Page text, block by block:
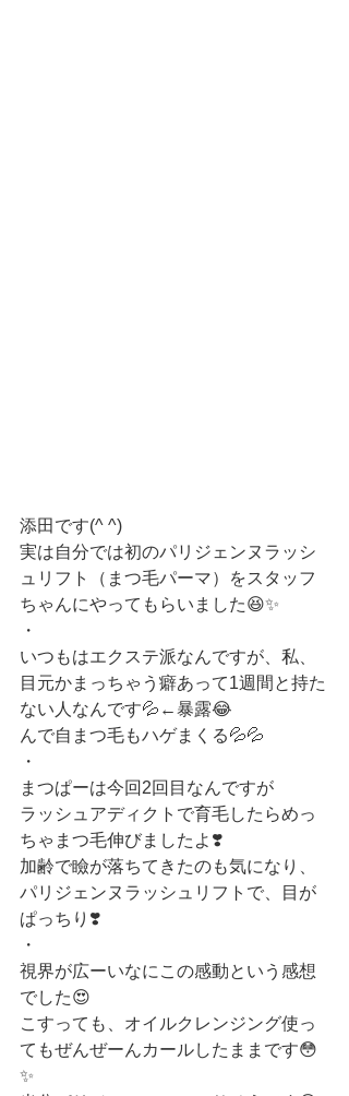
添田です(^ ^)
実は自分では初のパリジェンヌラッシ
ュリフト（まつ毛パーマ）をスタッフ
ちゃんにやってもらいました😆✨
・
いつもはエクステ派なんですが、私、
目元かまっちゃう癖あって1週間と持た
ない人なんです💦←暴露😂
んで自まつ毛もハゲまくる💦💦
・
まつぱーは今回2回目なんですが
ラッシュアディクトで育毛したらめっ
ちゃまつ毛伸びましたよ❣️
加齢で瞼が落ちてきたのも気になり、
パリジェンヌラッシュリフトで、目が
ぱっちり❣️
・
視界が広ーいなにこの感動という感想
でした😍
こすっても、オイルクレンジング使っ
てもぜんぜーんカールしたままです😳
✨